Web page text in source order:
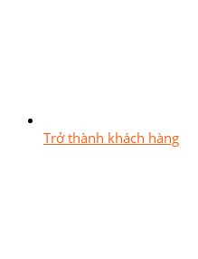
Trở thành khách hàng